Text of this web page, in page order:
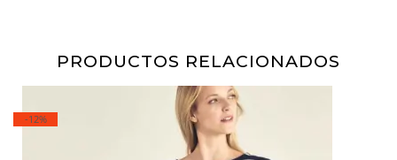
PRODUCTOS RELACIONADOS
-12%